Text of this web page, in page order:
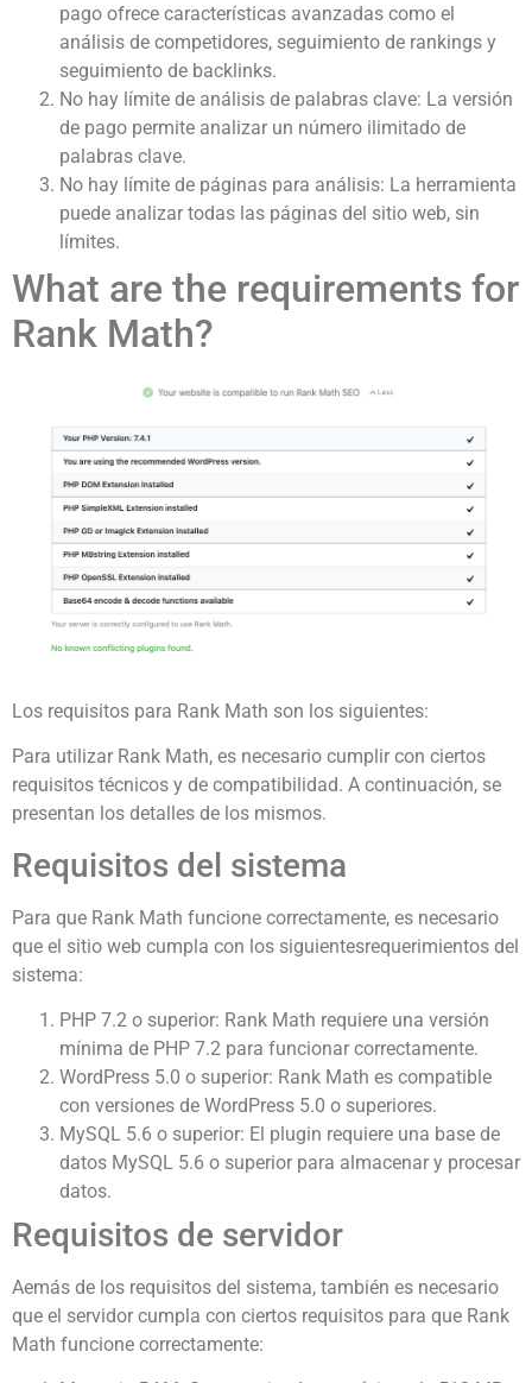
pago ofrece características avanzadas como el
análisis de competidores, seguimiento de rankings y
seguimiento de backlinks.
No hay límite de análisis de palabras clave: La versión
de pago permite analizar un número ilimitado de
palabras clave.
No hay límite de páginas para análisis: La herramienta
puede analizar todas las páginas del sitio web, sin
límites.
What are the requirements for
Rank Math?
Los requisitos para Rank Math son los siguientes:
Para utilizar Rank Math, es necesario cumplir con ciertos
requisitos técnicos y de compatibilidad. A continuación, se
presentan los detalles de los mismos.
Requisitos del sistema
Para que Rank Math funcione correctamente, es necesario
que el sitio web cumpla con los siguientesrequerimientos del
sistema:
PHP 7.2 o superior: Rank Math requiere una versión
mínima de PHP 7.2 para funcionar correctamente.
WordPress 5.0 o superior: Rank Math es compatible
con versiones de WordPress 5.0 o superiores.
MySQL 5.6 o superior: El plugin requiere una base de
datos MySQL 5.6 o superior para almacenar y procesar
datos.
Requisitos de servidor
Aemás de los requisitos del sistema, también es necesario
que el servidor cumpla con ciertos requisitos para que Rank
Math funcione correctamente: